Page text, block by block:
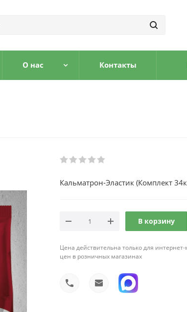
О нас Контакты
Кальматрон-Эластик (Комплект
В корзину
Цена действительна только для
цен в розничных магазинах